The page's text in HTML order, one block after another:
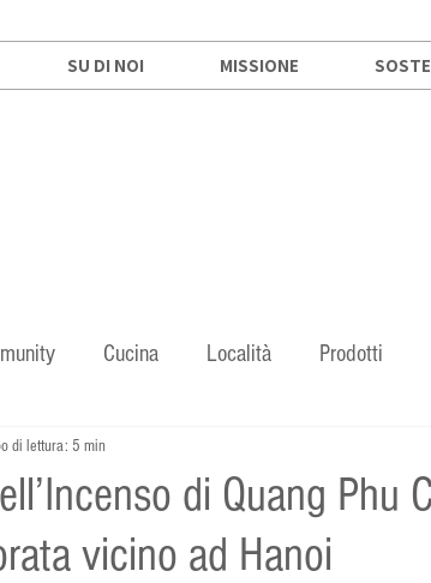
SU DI NOI MISSIONE
Cucina Località Prodotti
di Quang Phu
vicino ad Hanoi
di lettura: 5 min